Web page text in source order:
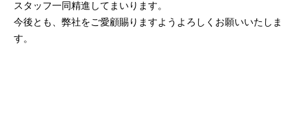
スタッフ一同精進してまいります。
今後とも、弊社をご愛顧賜りますようよろしくお願いいたしま
す。